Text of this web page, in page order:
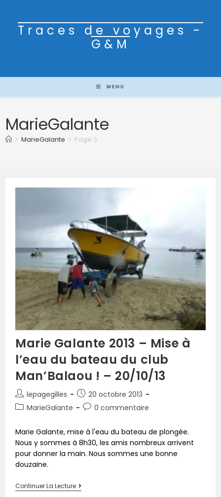
Traces de voyages -
G&M
MENU
MarieGalante
> MarieGalante > Page 3
Marie Galante 2013 – Mise à
l’eau du bateau du club
Man’Balaou ! – 20/10/13
lepagegilles
20 octobre 2013
MarieGalante
0 commentaire
Marie Galante, mise à l'eau du bateau de plongée.
Nous y sommes à 8h30, les amis nombreux arrivent
pour donner la main. Nous sommes une bonne
douzaine.
Continuer La Lecture